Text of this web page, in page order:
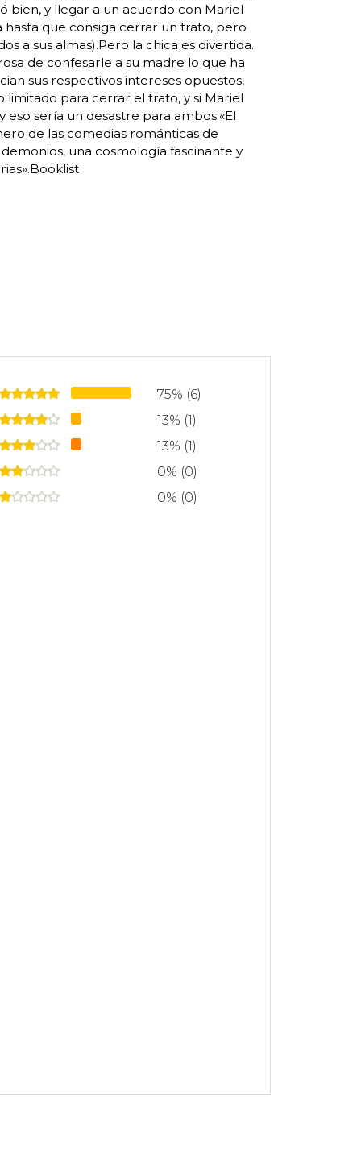
bien, y llegar a un acuerdo con Mariel
que consiga cerrar un trato, pero
a sus almas).Pero la chica es divertida.
de confesarle a su madre lo que ha
sus respectivos intereses opuestos,
para cerrar el trato, y si Mariel
sería un desastre para ambos.«El
de las comedias románticas de
una cosmología fascinante y
75% (6)
13% (1)
13% (1)
0% (0)
0% (0)